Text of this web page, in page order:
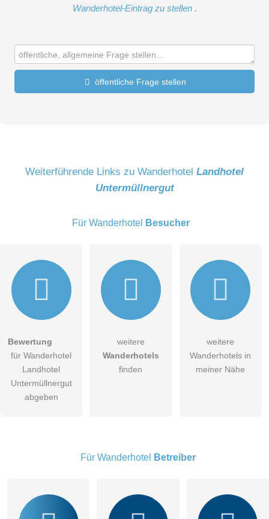
Wanderhotel-Eintrag zu stellen .
öffentliche Frage stellen
DieDatenschutzerklärunghabe ich zur Kenntnis genommen.
öffentliche Frage stellen
Wanderhotel-Eintrag zu stellen.
Weiterführende Links zu Wanderhotel Landhotel
Untermüllnergut
Für Wanderhotel Besucher
Bewertung
für Wanderhotel
Landhotel
Untermüllnergut
abgeben
weitere
Wanderhotels
finden
weitere
Wanderhotels in
meiner Nähe
Für Wanderhotel Betreiber